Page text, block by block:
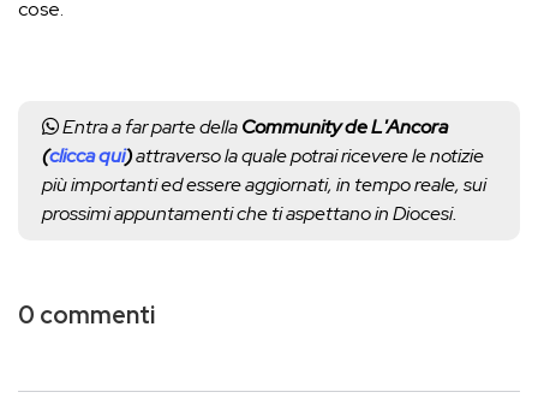
cose.
Entra a far parte dellaCommunity de L'Ancora
(clicca qui)attraverso la quale potrai ricevere le notizie
più importanti ed essere aggiornati, in tempo reale, sui
prossimi appuntamenti che ti aspettano in Diocesi.
0 commenti